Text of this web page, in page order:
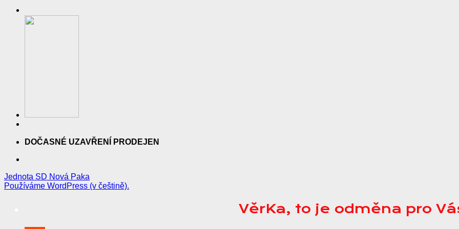
DOČASNÉ UZAVŘENÍ PRODEJEN
Jednota SD Nová Paka
Používáme WordPress (v češtině).
VěrKa, to je odměna pro